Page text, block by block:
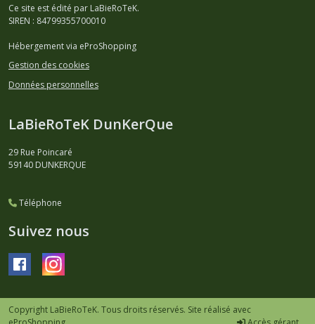
Ce site est édité par LaBieRoTeK.
SIREN : 84799355700010
Hébergement via eProShopping
Gestion des cookies
Données personnelles
LaBieRoTeK DunKerQue
29 Rue Poincaré
59140 DUNKERQUE
Téléphone
Suivez nous
Copyright LaBieRoTeK. Tous droits réservés. Site réalisé avec